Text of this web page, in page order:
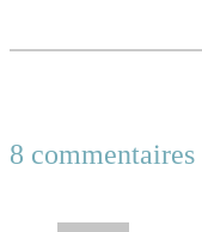
8 commentaires